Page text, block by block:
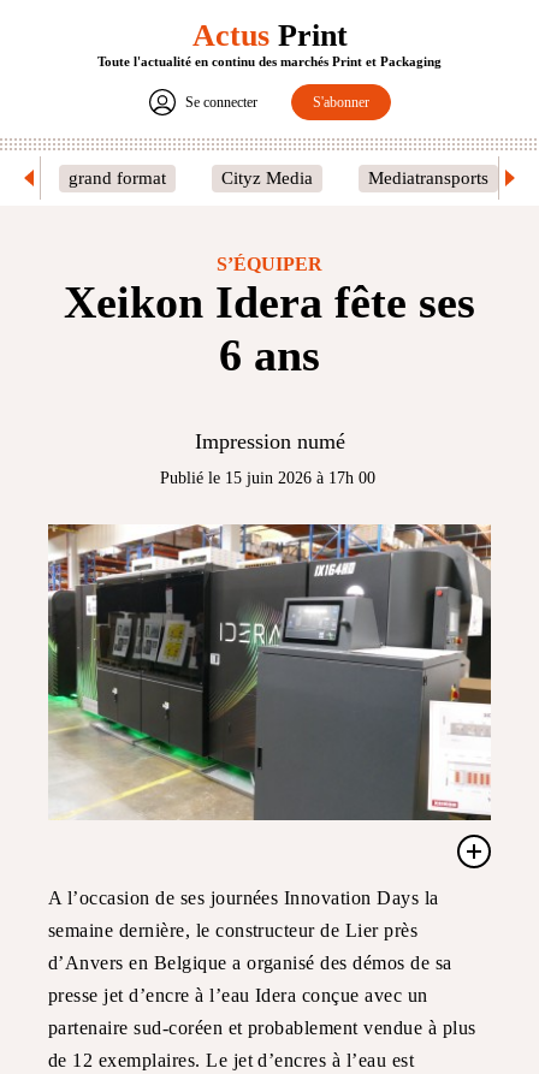
ActusPrint
Toute l'actualité en continu des marchés Print et Packaging
Se connecter S'abonner
grand format Cityz Media Mediatransports
S’ÉQUIPER
Xeikon Idera fête ses
6 ans
Impression numé
Publié le 15 juin 2026 à 17h 00
A l’occasion de ses journées Innovation Days la
semaine dernière, le constructeur de Lier près
d’Anvers en Belgique a organisé des démos de sa
presse jet d’encre à l’eau Idera conçue avec un
partenaire sud-coréen et probablement vendue à plus
de 12 exemplaires. Le jet d’encres à l’eau est